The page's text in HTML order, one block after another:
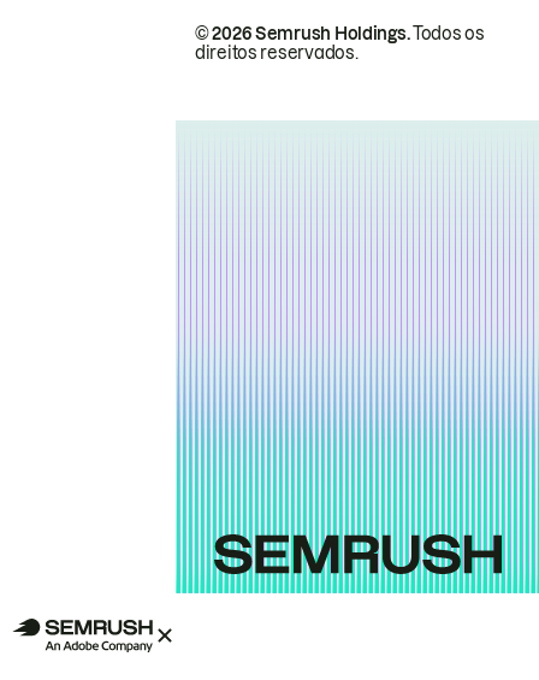
© 2026 Semrush Holdings.Todos os
direitos reservados.